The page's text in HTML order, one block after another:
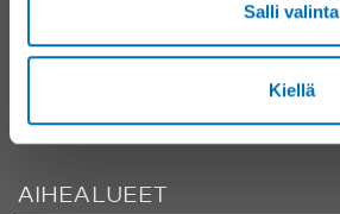
Salli valinta
Kiellä
Pohjoismainen hyvinvointikeskus Suomi
AIHEALUEET